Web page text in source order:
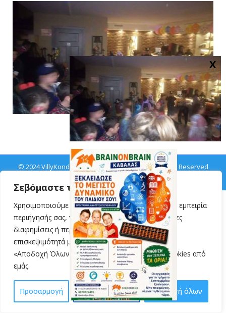
Σεβόμαστε την ιδιωτικότητά σας
Χρησιμοποιούμε cookies για να βελτιώσουμε την εμπειρία
περιήγησής σας, να προβάλλουμε εξατομικευμένες
διαφημίσεις ή περιεχόμενο και να αναλύουμε την
επισκεψιμότητά μας. Κάνοντας κλικ στην επιλογή
«Αποδοχή Όλων», συναινείτε στη χρήση των cookies από
εμάς.
Προσαρμογή Απόρριψη όλων Αποδοχή όλων
© 2024 VillyKondylidou.gr | Easy Learning · All Rights Reserved